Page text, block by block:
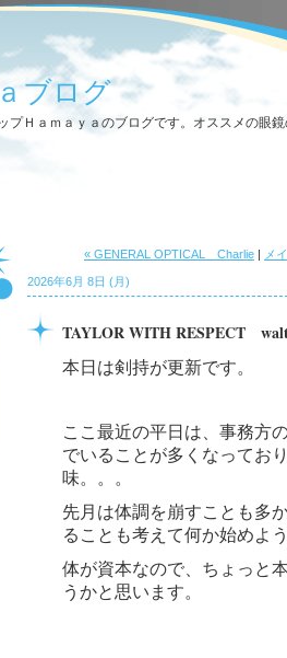
ブログ
プＨａｍａｙａのブログです。オススメの眼
« GENERAL OPTICAL Charlie | メ
2026年6月 8日 (月)
TAYLOR WITH RESPECT
本日は剣持が更新です。
ここ最近の平日は、事務方
でいることが多くなってお
味。。。
先月は体調を崩すことも多
ることも考えて何か始めよ
体が資本なので、ちょっと
うかと思います。